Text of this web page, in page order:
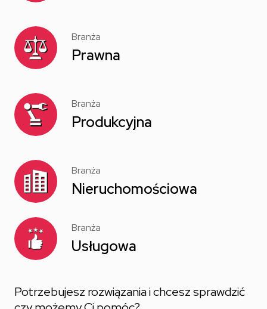
Branża
Prawna
Branża
Produkcyjna
Branża
Nieruchomościowa
Branża
Usługowa
Potrzebujesz rozwiązania i chcesz sprawdzić